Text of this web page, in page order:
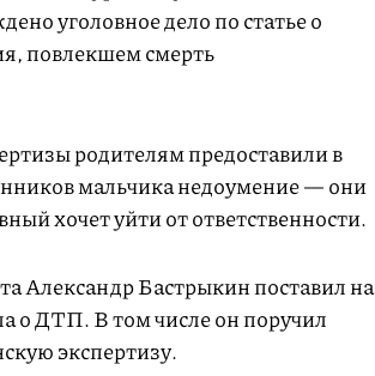
уголовное дело по статье о
повлекшем смерть
родителям предоставили в
мальчика недоумение — они
хочет уйти от ответственности.
Александр Бастрыкин поставил на
о ДТП. В том числе он поручил
экспертизу.